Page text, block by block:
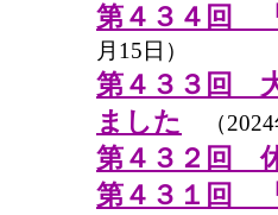
第４３４回
月15日）
第４３３回
ました
（2024
第４３２回
第４３１回